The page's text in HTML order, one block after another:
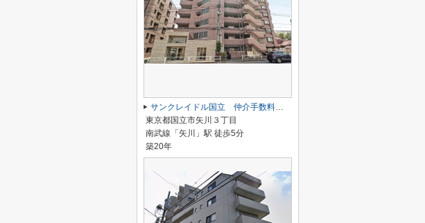
サンクレイドル国立 仲介手数料半額！
東京都国立市矢川３丁目
南武線「矢川」駅 徒歩5分
築20年